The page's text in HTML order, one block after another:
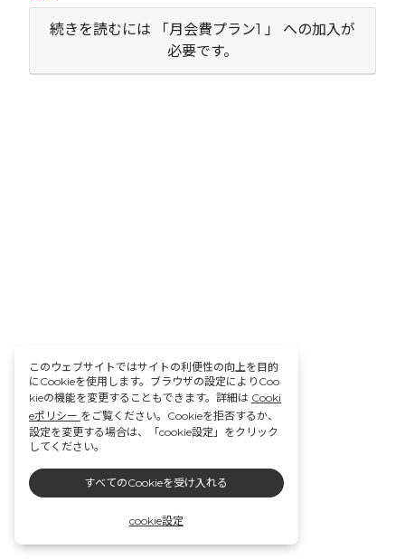
続きを読むには 「月会費プラン1 」 への加入が
必要です。
このウェブサイトではサイトの利便性の向上を目的
にCookieを使用します。ブラウザの設定によりCoo
kieの機能を変更することもできます。詳細は Cooki
eポリシー をご覧ください。Cookieを拒否するか、
設定を変更する場合は、「cookie設定」をクリック
してください。
すべてのCookieを受け入れる
cookie設定